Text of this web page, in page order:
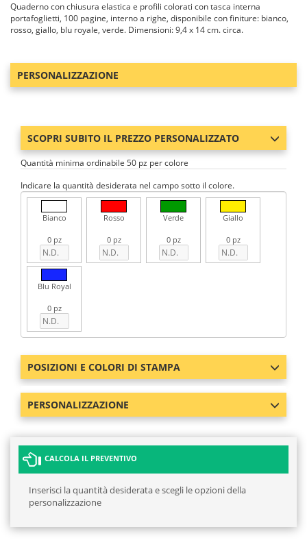
Quaderno con chiusura elastica e profili colorati con tasca interna
portafoglietti, 100 pagine, interno a righe, disponibile con finiture: bianco,
rosso, giallo, blu royale, verde. Dimensioni: 9,4 x 14 cm. circa.
PERSONALIZZAZIONE
SCOPRI SUBITO IL PREZZO PERSONALIZZATO
Quantità minima ordinabile 50 pz per colore
Indicare la quantità desiderata nel campo sotto il colore.
Bianco
0 pz
Rosso
0 pz
Verde
0 pz
Giallo
0 pz
Blu Royal
0 pz
POSIZIONI E COLORI DI STAMPA
PERSONALIZZAZIONE
CALCOLA IL PREVENTIVO
Inserisci la quantità desiderata e scegli le opzioni della
personalizzazione